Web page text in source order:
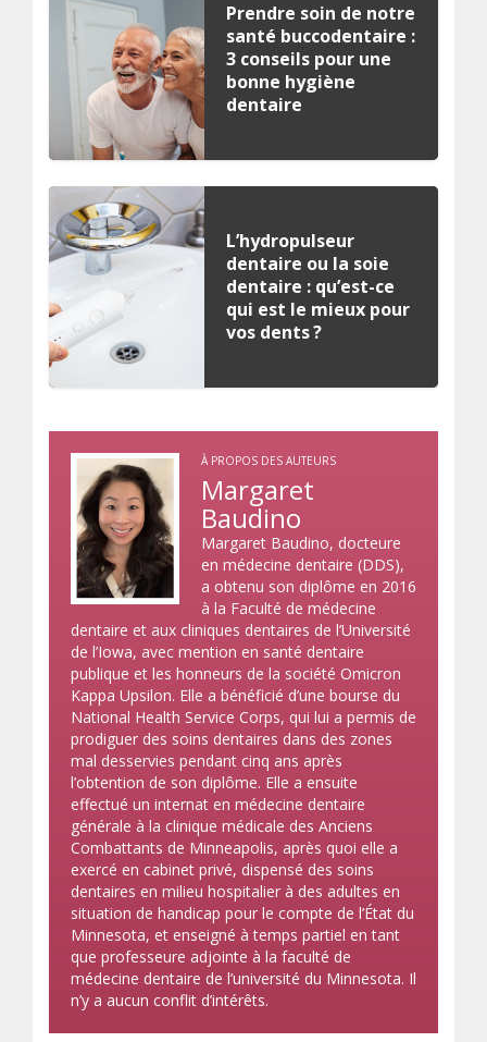
Prendre soin de notre
santé buccodentaire :
3 conseils pour une
bonne hygiène
dentaire
L’hydropulseur
dentaire ou la soie
dentaire : qu’est-ce
qui est le mieux pour
vos dents ?
À PROPOS DES AUTEURS
Margaret
Baudino
Margaret Baudino, docteure
en médecine dentaire (DDS),
a obtenu son diplôme en 2016
à la Faculté de médecine
dentaire et aux cliniques dentaires de l’Université
de l’Iowa, avec mention en santé dentaire
publique et les honneurs de la société Omicron
Kappa Upsilon. Elle a bénéficié d’une bourse du
National Health Service Corps, qui lui a permis de
prodiguer des soins dentaires dans des zones
mal desservies pendant cinq ans après
l’obtention de son diplôme. Elle a ensuite
effectué un internat en médecine dentaire
générale à la clinique médicale des Anciens
Combattants de Minneapolis, après quoi elle a
exercé en cabinet privé, dispensé des soins
dentaires en milieu hospitalier à des adultes en
situation de handicap pour le compte de l’État du
Minnesota, et enseigné à temps partiel en tant
que professeure adjointe à la faculté de
médecine dentaire de l’université du Minnesota. Il
n’y a aucun conflit d’intérêts.